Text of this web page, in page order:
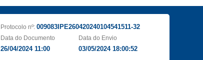
Protocolo nº: 009083IPE260420240104541511-32
Data do Documento
26/04/2024 11:00
Data do Envio
03/05/2024 18:00:52